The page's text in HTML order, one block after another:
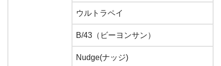
ウルトラペイ
B/43（ビーヨンサン）
Nudge(ナッジ)